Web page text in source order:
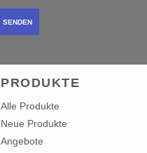
SENDEN
PRODUKTE
Alle Produkte
Neue Produkte
Angebote